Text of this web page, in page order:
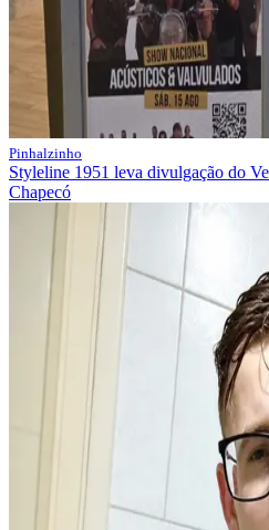
Pinhalzinho
Styleline 1951 leva divulgação do
Chapecó